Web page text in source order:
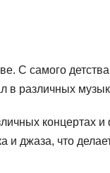
С самого
в различных
концертах
джаза, что